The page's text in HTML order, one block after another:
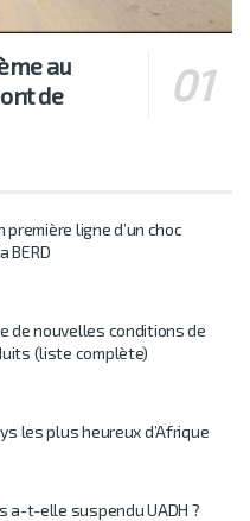
au
de
ligne d’un choc
BERD
de nouvelles conditions de
(liste complète)
les plus heureux d’Afrique
a-t-elle suspendu UADH ?